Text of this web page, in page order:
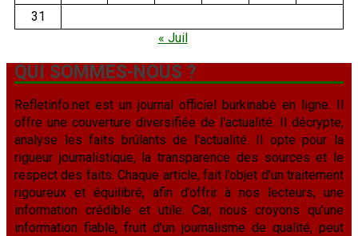
31
« Juil
QUI SOMMES-NOUS ?
Refletinfo.net est un journal officiel burkinabè en ligne. Il
offre une couverture diversifiée de l'actualité. Il décrypte,
analyse les faits brûlants de l'actualité. Il opte pour la
rigueur journalistique, la transparence des sources et le
respect des faits. Chaque article, fait l’objet d’un traitement
rigoureux et équilibré, afin d’offrir à nos lecteurs, une
information crédible et utile. Car, nous croyons qu’une
information fiable, fruit d’un journalisme de qualité, peut